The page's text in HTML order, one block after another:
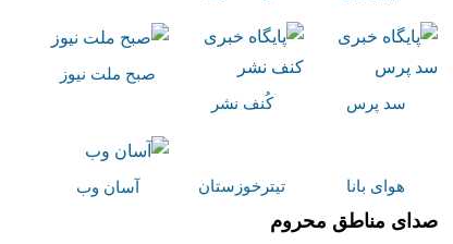
سد پرس کُنف نشر
صبح ملت نیوز
هوای بانا تیترخوزستان آسان وب
صدای مناطق محروم